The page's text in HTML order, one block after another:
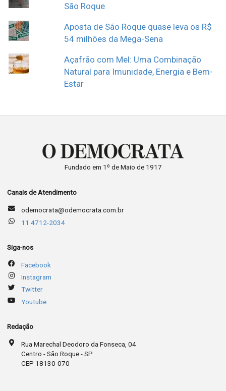
São Roque
Aposta de São Roque quase leva os R$
54 milhões da Mega-Sena
Açafrão com Mel: Uma Combinação
Natural para Imunidade, Energia e Bem-
Estar
Fundado em 1º de Maio de 1917
Canais de Atendimento
odemocrata@odemocrata.com.br
11 4712-2034
Siga-nos
Facebook
Instagram
Twitter
Youtube
Redação
Rua Marechal Deodoro da Fonseca, 04
Centro - São Roque - SP
CEP 18130-070